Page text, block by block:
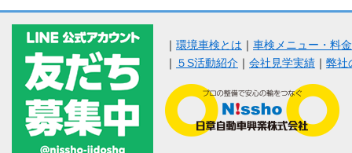
｜ 環境車検とは ｜ 車検メニュー・料
｜ ５S活動紹介 ｜ 会社見学実績 ｜ 弊社